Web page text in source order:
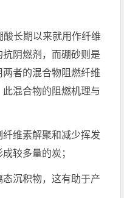
酸长期以来就用作纤维
阴燃剂，而硼砂则是
者的混合物阻燃纤维
混合物的阻燃机理与
维素解聚和减少挥发
较多量的炭；
沉积物，这有助于产